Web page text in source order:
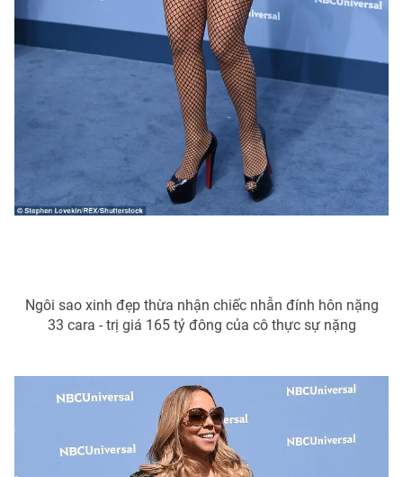
Ngôi sao xinh đẹp thừa nhận chiếc nhẫn đính hôn nặng
33 cara - trị giá 165 tỷ đông của cô thực sự nặng